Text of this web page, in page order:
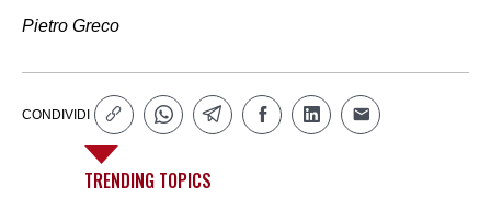
Pietro Greco
CONDIVIDI
TRENDING TOPICS